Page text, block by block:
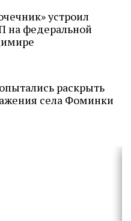
устроил
на федеральной
раскрыть
села Фоминки